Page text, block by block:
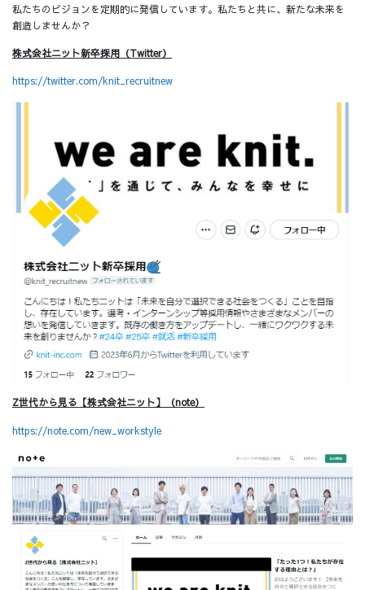
私たちのビジョンを定期的に発信しています。私たちと共に、新たな未来を
創造しませんか？
株式会社ニット新卒採用（Twitter）
https://twitter.com/knit_recruitnew
Z世代から見る【株式会社ニット】（note）
https://note.com/new_workstyle